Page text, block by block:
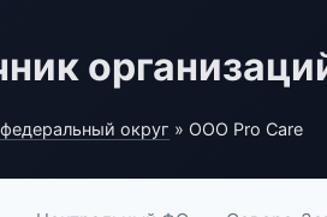
округ » ООО Pro Care